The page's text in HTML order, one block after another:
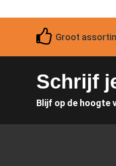
Groot
Schrijf
Blijf op de hoogte